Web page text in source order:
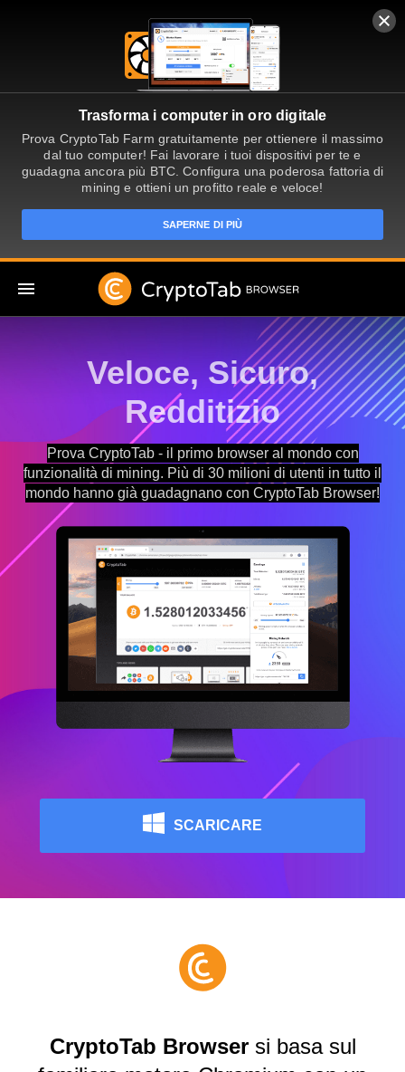
Trasforma i computer in oro digitale
Prova CryptoTab Farm gratuitamente per ottienere il massimo
dal tuo computer! Fai lavorare i tuoi dispositivi per te e
guadagna ancora più BTC. Configura una poderosa fattoria di
mining e ottieni un profitto reale e veloce!
SAPERNE DI PIÙ
Veloce, Sicuro,
Redditizio
Prova CryptoTab - il primo browser al mondo con
funzionalità di mining. Più di 30 milioni di utenti in tutto il
mondo hanno già guadagnano con CryptoTab Browser!
SCARICARE
CryptoTab Browsersi basa sul